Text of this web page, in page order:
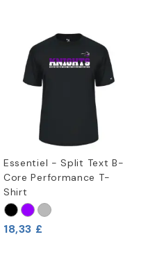
Essentiel - Split Text B-
Core Performance T-
Shirt
18,33 £